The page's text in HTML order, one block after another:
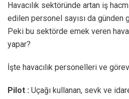
Havacılık sektöründe artan iş
edilen personel sayısı da günden
Peki bu sektörde emek veren
yapar?
İşte havacılık personelleri ve
Pilot : Uçağı kullanan, sevk ve